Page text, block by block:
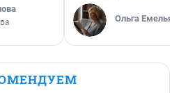
Ольга